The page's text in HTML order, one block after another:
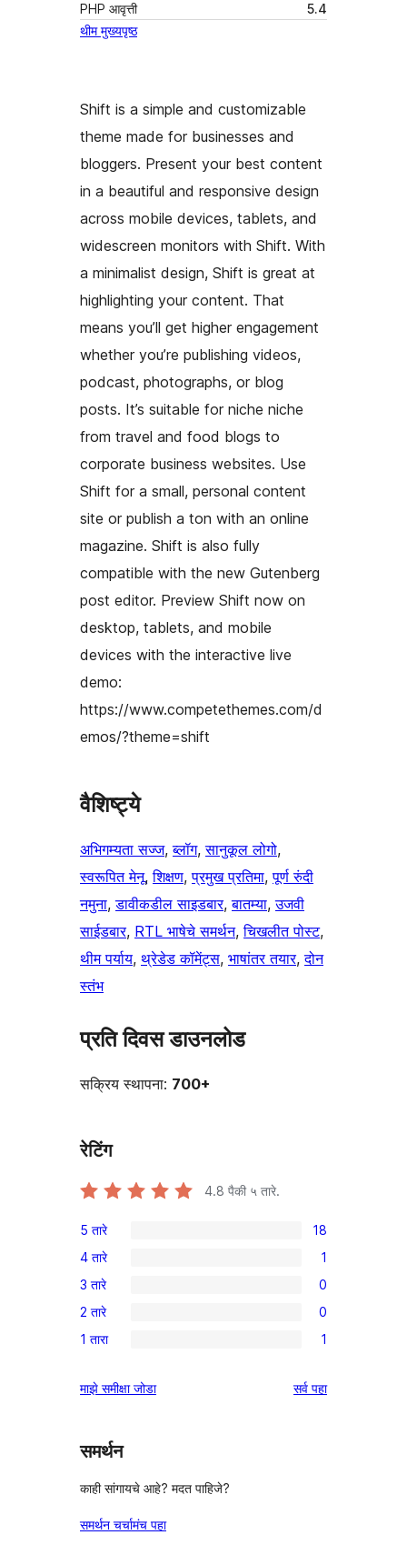
PHP आवृत्ती
5.4
थीम मुख्यपृष्ठ
Shift is a simple and customizable
theme made for businesses and
bloggers. Present your best content
in a beautiful and responsive design
across mobile devices, tablets, and
widescreen monitors with Shift. With
a minimalist design, Shift is great at
highlighting your content. That
means you’ll get higher engagement
whether you’re publishing videos,
podcast, photographs, or blog
posts. It’s suitable for niche niche
from travel and food blogs to
corporate business websites. Use
Shift for a small, personal content
site or publish a ton with an online
magazine. Shift is also fully
compatible with the new Gutenberg
post editor. Preview Shift now on
desktop, tablets, and mobile
devices with the interactive live
demo:
https://www.competethemes.com/d
emos/?theme=shift
वैशिष्ट्ये
अभिगम्यता सज्ज, ब्लॉग, सानुकूल लोगो
स्वरूपित मेनू, शिक्षण, प्रमुख प्रतिमा, पूर्ण रुंदी
नमुना, डावीकडील साइडबार, बातम्या, उजवी
साईडबार, RTL भाषेचे समर्थन, चिखलीत पोस्ट
थीम पर्याय, थ्रेडेड कॉमेंट्स, भाषांतर तयार, दोन
स्तंभ
प्रति दिवस डाउनलोड
सक्रिय स्थापना: 700+
रेटिंग
4.8 पैकी ५ तारे.
18
5-
तारांकित
परीक्षणे
5 तारे 18
1
4-
तारांकित
पुनरावलोकन
4 तारे 1
0
3-
तारांकित
3 तारे 0
0
2-
परीक्षणे
2 तारे 0
1
तारांकित
1 तारा 1
माझे समीक्षा जोडा सर्वपुनरावलोकने
पहा
समर्थन
काही सांगायचे आहे? मदत पाहिजे?
समर्थन चर्चामंच पहा